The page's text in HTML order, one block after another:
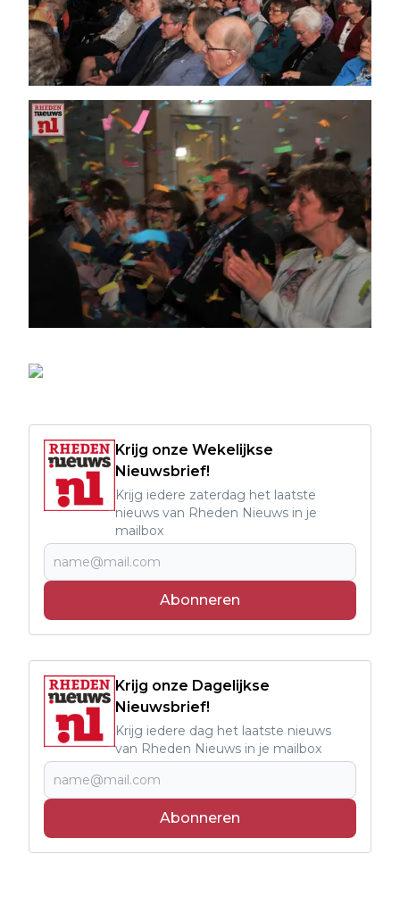
Krijg onze Wekelijkse
Nieuwsbrief!
Krijg iedere zaterdag het laatste
nieuws van Rheden Nieuws in je
mailbox
Abonneren
Krijg onze Dagelijkse
Nieuwsbrief!
Krijg iedere dag het laatste nieuws
van Rheden Nieuws in je mailbox
Abonneren